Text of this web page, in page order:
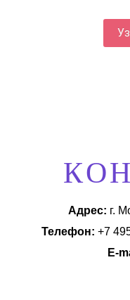
Адрес: г.
Телефон: +7
E-